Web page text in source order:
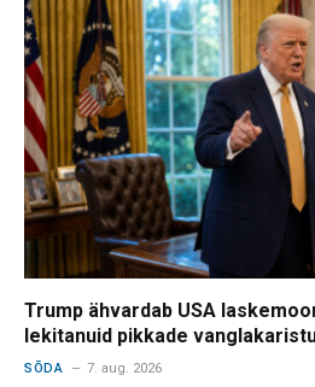
Trump ähvardab USA
lekitanuid pikkade
SÕDA 7. aug. 2026